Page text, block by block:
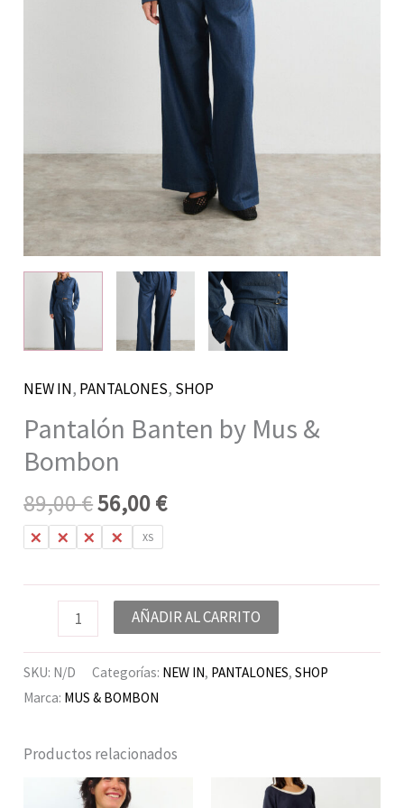
NEW IN, PANTALONES, SHOP
Pantalón Banten by Mus &
Bombon
89,00€56,00€
L M S XL XS
AÑADIR AL CARRITO
SKU: N/D Categorías: NEW IN, PANTALONES,SHOP
Marca: MUS & BOMBON
Productos relacionados
El
precio
El
precio
El
precio